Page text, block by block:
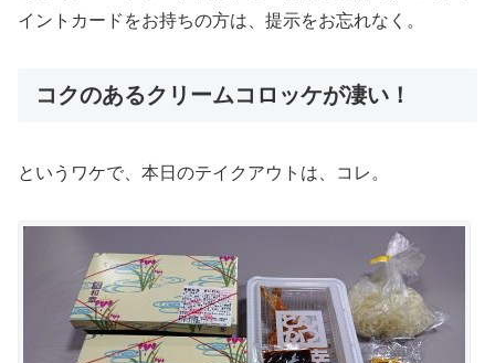
イントカードをお持ちの方は、提示をお忘れなく。
コクのあるクリームコロッケが凄い！
というワケで、本日のテイクアウトは、コレ。